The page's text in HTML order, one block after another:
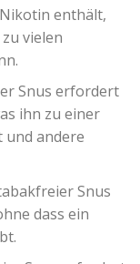
enthält,
vielen
Snus erfordert
ihn zu einer
und andere
Snus
dass ein